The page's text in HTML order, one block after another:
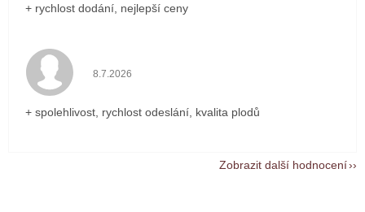
+ rychlost dodání, nejlepší ceny
Hodnocení obchodu je 5 z 5 hvězdiček.
8.7.2026
+ spolehlivost, rychlost odeslání, kvalita plodů
Zobrazit další hodnocení